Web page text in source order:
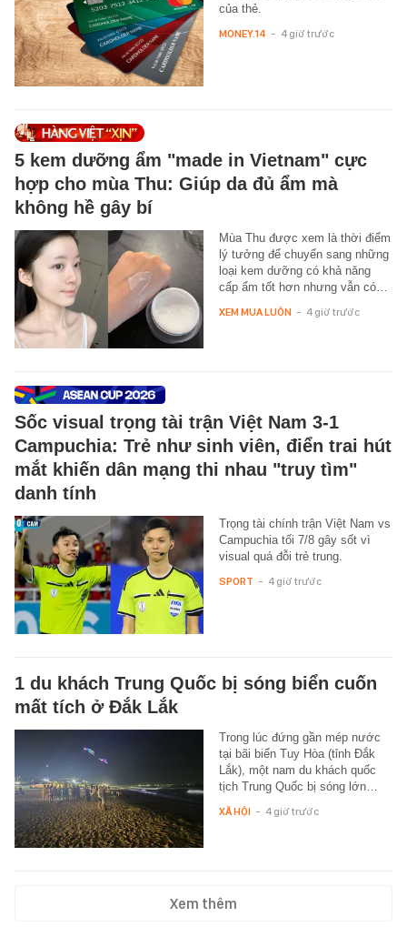
của thẻ.
MONEY.14 - 4 giờ trước
5 kem dưỡng ẩm "made in Vietnam" cực
hợp cho mùa Thu: Giúp da đủ ẩm mà
không hề gây bí
Mùa Thu được xem là thời điểm
lý tưởng để chuyển sang những
loại kem dưỡng có khả năng
cấp ẩm tốt hơn nhưng vẫn có…
XEM MUA LUÔN - 4 giờ trước
Sốc visual trọng tài trận Việt Nam 3-1
Campuchia: Trẻ như sinh viên, điển trai hút
mắt khiến dân mạng thi nhau "truy tìm"
danh tính
Trọng tài chính trận Việt Nam vs
Campuchia tối 7/8 gây sốt vì
visual quá đỗi trẻ trung.
SPORT - 4 giờ trước
1 du khách Trung Quốc bị sóng biển cuốn
mất tích ở Đắk Lắk
Trong lúc đứng gần mép nước
tại bãi biển Tuy Hòa (tỉnh Đắk
Lắk), một nam du khách quốc
tịch Trung Quốc bị sóng lớn…
XÃ HỘI - 4 giờ trước
Xem thêm